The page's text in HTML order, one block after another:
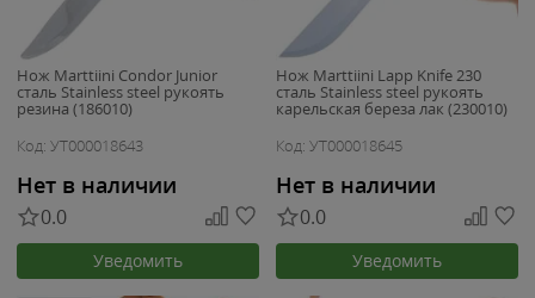
Нож Marttiini Condor Junior
сталь Stainless steel рукоять
резина (186010)
Код: УТ000018643
Нет в наличии
0.0
Уведомить
Нож Marttiini Lapp Knife 230
сталь Stainless steel рукоять
карельская береза лак (230010)
Код: УТ000018645
Нет в наличии
0.0
Уведомить